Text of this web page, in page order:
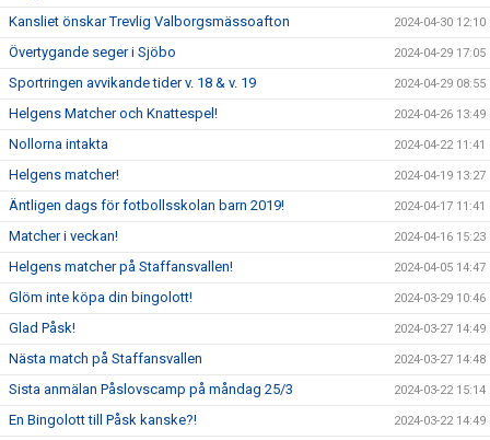
Kansliet önskar Trevlig Valborgsmässoafton 2024-04-30 12:10
Övertygande seger i Sjöbo 2024-04-29 17:05
Sportringen avvikande tider v. 18 & v. 19 2024-04-29 08:55
Helgens Matcher och Knattespel! 2024-04-26 13:49
Nollorna intakta 2024-04-22 11:41
Helgens matcher! 2024-04-19 13:27
Äntligen dags för fotbollsskolan barn 2019! 2024-04-17 11:41
Matcher i veckan! 2024-04-16 15:23
Helgens matcher på Staffansvallen! 2024-04-05 14:47
Glöm inte köpa din bingolott! 2024-03-29 10:46
Glad Påsk! 2024-03-27 14:49
Nästa match på Staffansvallen 2024-03-27 14:48
Sista anmälan Påslovscamp på måndag 25/3 2024-03-22 15:14
En Bingolott till Påsk kanske?! 2024-03-22 14:49